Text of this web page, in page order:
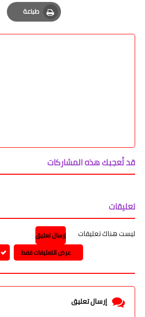
Pinterest
Whatsapp
طباعة
Print
قد تُعجبك هذه المشاركات
تعليقات
ليست هناك تعليقات
إرسال تعليق
عرض التعليقات فقط
إرسال تعليق